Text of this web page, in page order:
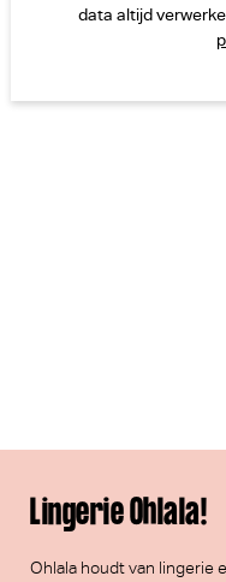
data altijd
Lingerie Ohlala!
Ohlala houdt van lingerie